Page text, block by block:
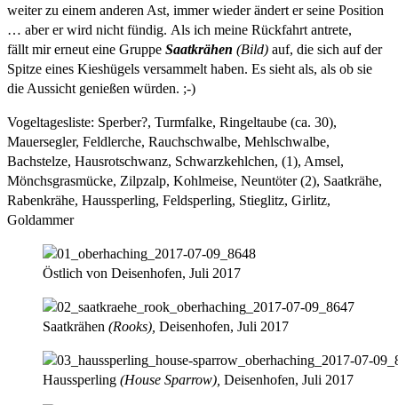
weiter zu einem anderen Ast, immer wieder ändert er seine Position
… aber er wird nicht fündig. Als ich meine Rückfahrt antrete,
fällt mir erneut eine Gruppe Saatkrähen (Bild) auf, die sich auf der
Spitze eines Kieshügels versammelt haben. Es sieht als, als ob sie
die Aussicht genießen würden. ;-)
Vogeltagesliste: Sperber?, Turmfalke, Ringeltaube (ca. 30),
Mauersegler, Feldlerche, Rauchschwalbe, Mehlschwalbe,
Bachstelze, Hausrotschwanz, Schwarzkehlchen, (1), Amsel,
Mönchsgrasmücke, Zilpzalp, Kohlmeise, Neuntöter (2), Saatkrähe,
Rabenkrähe, Haussperling, Feldsperling, Stieglitz, Girlitz,
Goldammer
Östlich von Deisenhofen, Juli 2017
Saatkrähen (Rooks), Deisenhofen, Juli 2017
Haussperling (House Sparrow), Deisenhofen, Juli 2017